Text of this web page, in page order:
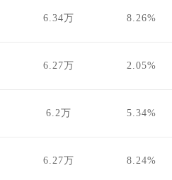
6.34万 8.26%
6.27万 2.05%
6.2万 5.34%
6.27万 8.24%